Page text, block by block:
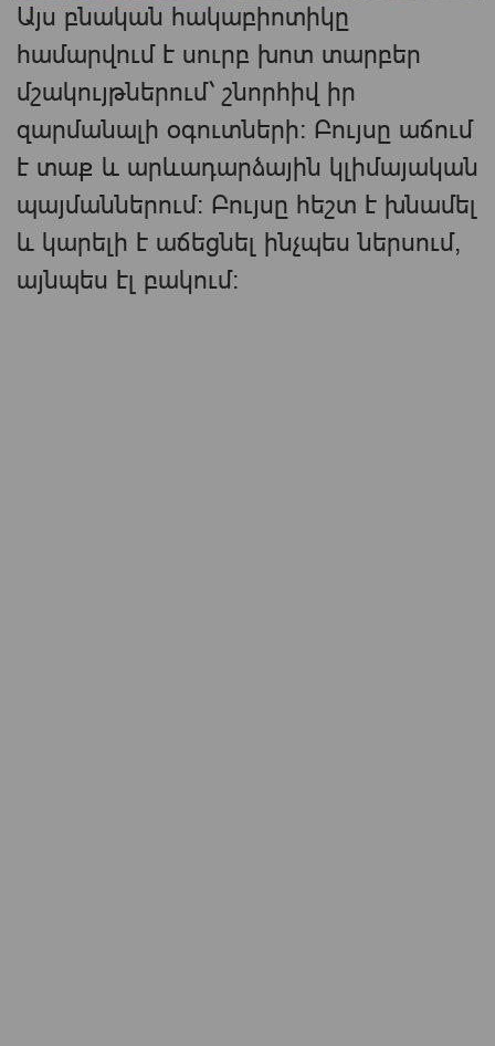
Այս բնական հակաբիոտիկը
համարվում է սուրբ խոտ տարբեր
մշակույթներում՝ շնորհիվ իր
զարմանալի օգուտների: Բույսը աճում
է տաք և արևադարձային կլիմայական
պայմաններում։ Բույսը հեշտ է խնամել
և կարելի է աճեցնել ինչպես ներսում,
այնպես էլ բակում։